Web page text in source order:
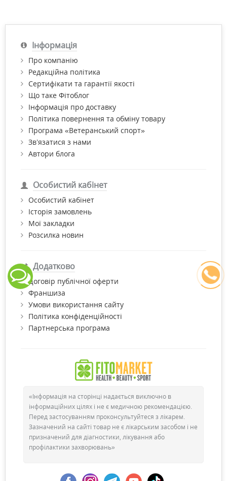
Інформація
Про компанію
Редакційна політика
Сертифікати та гарантії якості
Що таке Фітоблог
Інформація про доставку
Політика повернення та обміну товару
Програма «Ветеранський спорт»
Зв’язатися з нами
Автори блога
Особистий кабінет
Особистий кабінет
Історія замовлень
Мої закладки
Розсилка новин
Додатково
Договір публічної оферти
Франшиза
Умови використання сайту
Політика конфіденційності
Партнерська програма
«Інформація на сторінці надається виключно в
інформаційних цілях і не є медичною рекомендацією.
Перед застосуванням проконсультуйтеся з лікарем.
Зазначений на сайті товар не є лікарським засобом і не
призначений для діагностики, лікування або
профілактики захворювань»